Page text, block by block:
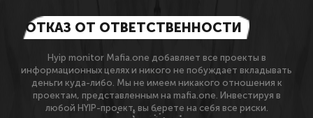
ОТКАЗ ОТ ОТВЕТСТВЕННОСТИ
Hyip monitor Mafia.one добавляет все проекты в
информационных целях и никого не побуждает вкладывать
деньги куда-либо. Мы не имеем никакого отношения к
проектам, представленным на mafia.one. Инвестируя в
любой HYIP-проект, вы берете на себя все риски.